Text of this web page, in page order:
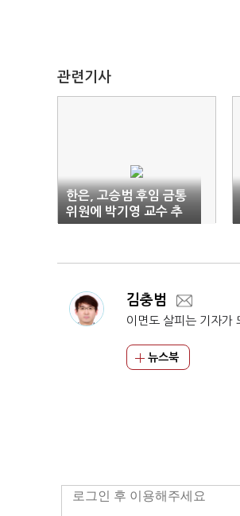
관련기사
한은, 고승범 후임 금통
위원에 박기영 교수 추
천
김충범
이면도 살피는 기자가
뉴스북